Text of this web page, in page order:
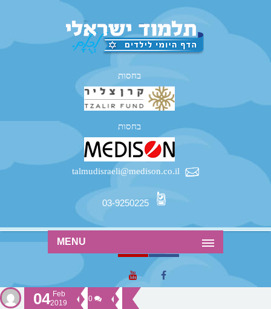
בחסות
בחסות
talmudisraeli@medison.co.il
03-9250225
MENU
04 Feb
2019
0